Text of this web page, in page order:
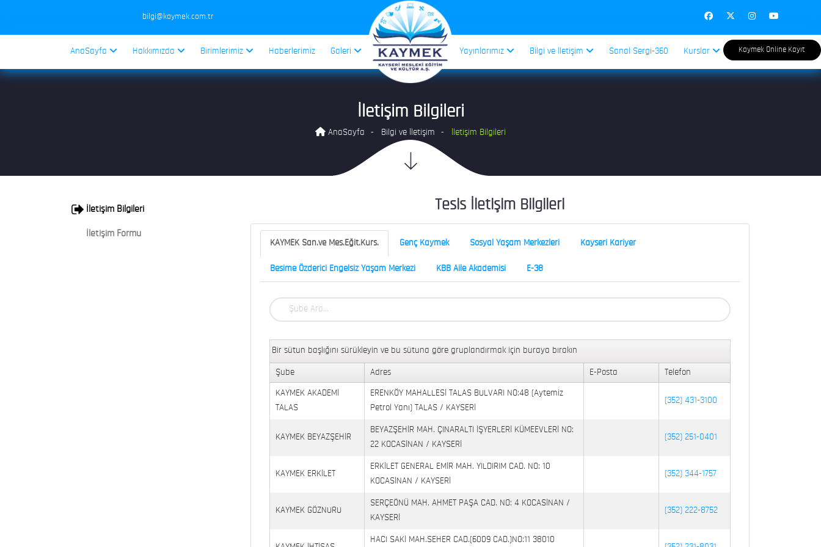
bilgi@kaymek.com.tr
AnaSayfa Hakkımızda Birimlerimiz Haberlerimiz Galeri Yayınlarımız Bilgi ve İletişim Sanal Sergi-360 Kurslar Kaymek Online Kayıt
İletişim Bilgileri
AnaSayfa Bilgi ve İletişim İletişim Bilgileri
İletişim Bilgileri
İletişim Formu
Tesis İletişim Bilgileri
KAYMEK San.ve Mes.Eğit.Kurs. Genç Kaymek Sosyal Yaşam Merkezleri Kayseri Kariyer
Besime Özderici Engelsiz Yaşam Merkezi KBB Aile Akademisi E-38
Bir sütun başlığını sürükleyin ve bu sütuna göre gruplandırmak için buraya bırakın
Şube Adres E-Posta Telefon
KAYMEK AKADEMİ
TALAS
ERENKÖY MAHALLESİ TALAS BULVARI NO:48 (Aytemiz
Petrol Yanı) TALAS / KAYSERİ
(352) 431-3100
KAYMEK BEYAZŞEHİR
BEYAZŞEHİR MAH. ÇINARALTI İŞYERLERİ KÜMEEVLERİ NO:
22 KOCASİNAN / KAYSERİ
(352) 251-0401
KAYMEK ERKİLET
ERKİLET GENERAL EMİR MAH. YILDIRIM CAD. NO: 10
KOCASİNAN / KAYSERİ
(352) 344-1757
KAYMEK GÖZNURU
SERÇEÖNÜ MAH. AHMET PAŞA CAD. NO: 4 KOCASİNAN /
KAYSERİ
(352) 222-8752
HACI SAKİ MAH.SEHER CAD.(6009 CAD.)NO:11 38010